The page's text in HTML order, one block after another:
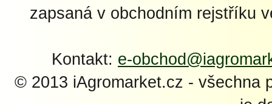
zapsaná v obchodním rejstříku
Kontakt: e-
© 2013 iAgromarket.cz - všechna